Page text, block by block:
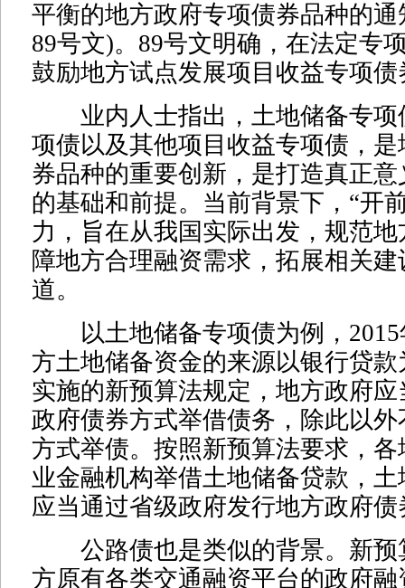
平衡的地方政府专项债券品种的
89号文)。89号文明确，在法定专
鼓励地方试点发展项目收益专项债
业内人士指出，土地储备专项
项债以及其他项目收益专项债，
券品种的重要创新，是打造真正
的基础和前提。当前背景下，“开
力，旨在从我国实际出发，规范
障地方合理融资需求，拓展相关
道。
以土地储备专项债为例，2015
方土地储备资金的来源以银行贷款
实施的新预算法规定，地方政府
政府债券方式举借债务，除此以
方式举债。按照新预算法要求，
业金融机构举借土地储备贷款，
应当通过省级政府发行地方政府
公路债也是类似的背景。新预
方原有各类交通融资平台的政府